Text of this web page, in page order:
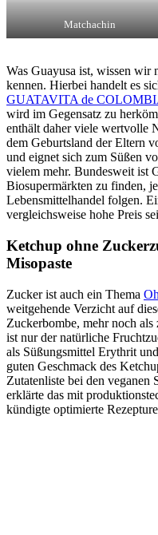
Matchachin
Was Guayusa ist, wissen wir
kennen. Hierbei handelt es
GUATAVITA de
wird im Gegensatz zu
enthält daher viele wertvolle
dem Geburtsland der Eltern
und eignet sich zum Süßen
vielem mehr. Bundesweit
Biosupermärkten zu finden,
Lebensmittelhandel folgen.
vergleichsweise hohe Preis
Ketchup ohne
Misopaste
Zucker ist auch ein Thema
weitgehende Verzicht auf
Zuckerbombe, mehr noch
ist nur der natürliche
als Süßungsmittel Erythrit
guten Geschmack des
Zutatenliste bei den veganen
erklärte das mit
kündigte optimierte